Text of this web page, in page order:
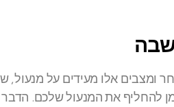
אלו מעידים על מנעול,
להחליף את המנעול שלכם. הדבר